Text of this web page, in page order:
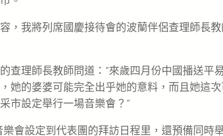
，我將列席國慶接待會的波蘭伴侶查理師長
查理師長教師問道：“來歲四月份中國播送平
她的婆婆可能完全出乎她的意料，而且她這
市設定舉行一場音樂會？”
會設定到代表團的拜訪日程里，還預備同時